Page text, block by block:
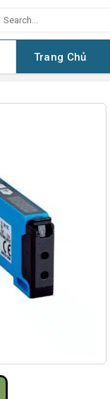
for:
Trang Chủ